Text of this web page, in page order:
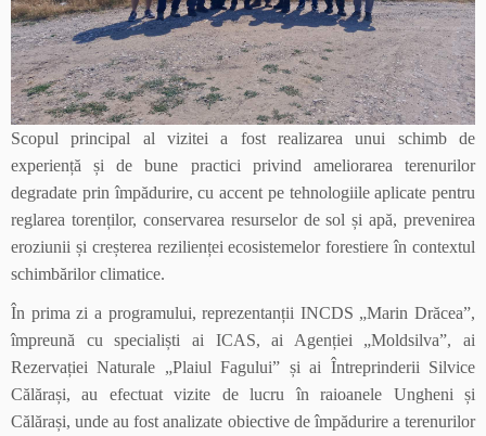
Scopul principal al vizitei a fost realizarea unui schimb de
experiență și de bune practici privind ameliorarea terenurilor
degradate prin împădurire, cu accent pe tehnologiile aplicate pentru
reglarea torenților, conservarea resurselor de sol și apă, prevenirea
eroziunii și creșterea rezilienței ecosistemelor forestiere în contextul
schimbărilor climatice.
În prima zi a programului, reprezentanții INCDS „Marin Drăcea”,
împreună cu specialiști ai ICAS, ai Agenției „Moldsilva”, ai
Rezervației Naturale „Plaiul Fagului” și ai Întreprinderii Silvice
Călărași, au efectuat vizite de lucru în raioanele Ungheni și
Călărași, unde au fost analizate obiective de împădurire a terenurilor